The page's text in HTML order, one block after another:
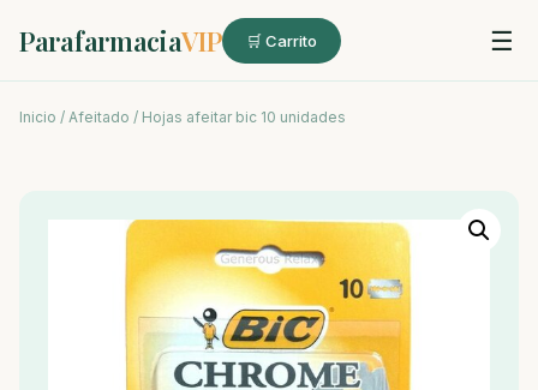
ParafarmaciaVIP 🛒 Carrito ☰
Inicio / Afeitado / Hojas afeitar bic 10 unidades